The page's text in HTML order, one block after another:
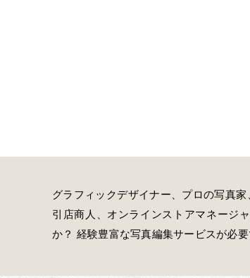
グラフィックデザイナー、プロの写真
引店商人、オンラインストアマネージ
か？ 経験豊富な写真編集サービスが必